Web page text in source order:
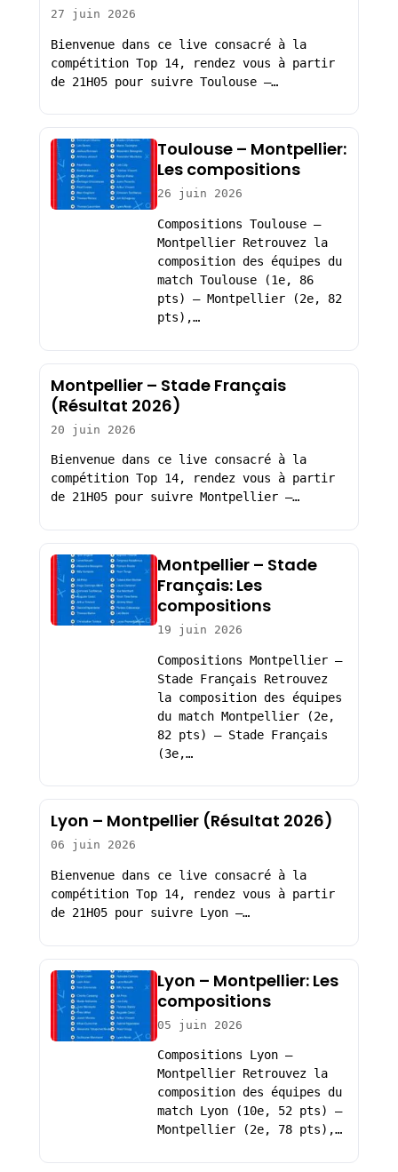
27 juin 2026
Bienvenue dans ce live consacré à la
compétition Top 14, rendez vous à partir
de 21H05 pour suivre Toulouse –…
Toulouse – Montpellier:
Les compositions
26 juin 2026
Compositions Toulouse –
Montpellier Retrouvez la
composition des équipes du
match Toulouse (1e, 86
pts) – Montpellier (2e, 82
pts),…
Montpellier – Stade Français
(Résultat 2026)
20 juin 2026
Bienvenue dans ce live consacré à la
compétition Top 14, rendez vous à partir
de 21H05 pour suivre Montpellier –…
Montpellier – Stade
Français: Les
compositions
19 juin 2026
Compositions Montpellier –
Stade Français Retrouvez
la composition des équipes
du match Montpellier (2e,
82 pts) – Stade Français
(3e,…
Lyon – Montpellier (Résultat 2026)
06 juin 2026
Bienvenue dans ce live consacré à la
compétition Top 14, rendez vous à partir
de 21H05 pour suivre Lyon –…
Lyon – Montpellier: Les
compositions
05 juin 2026
Compositions Lyon –
Montpellier Retrouvez la
composition des équipes du
match Lyon (10e, 52 pts) –
Montpellier (2e, 78 pts),…